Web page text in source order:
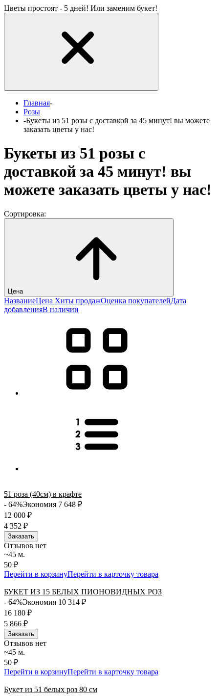
Цветы простоят - 5 дней! Или заменим букет!
Главная-
Розы
-Букеты из 51 розы с доставкой за 45 минут! вы можете
заказать цветы у нас!
Букеты из 51 розы с
доставкой за 45 минут! вы
можете заказать цветы у нас!
Сортировка:
Цена
НазваниеЦена Хиты продажОценка покупателейДата
добавленияВ наличии
51 роза (40см) в крафте
- 64%Экономия 7 648 ₽
12 000 ₽
4 352 ₽
Заказать
Отзывов нет
~45 м.
50 ₽
Перейти в корзинуПерейти в карточку товара
БУКЕТ ИЗ 15 БЕЛЫХ ПИОНОВИДНЫХ РОЗ
- 64%Экономия 10 314 ₽
16 180 ₽
5 866 ₽
Заказать
Отзывов нет
~45 м.
50 ₽
Перейти в корзинуПерейти в карточку товара
Букет из 51 белых роз 80 см